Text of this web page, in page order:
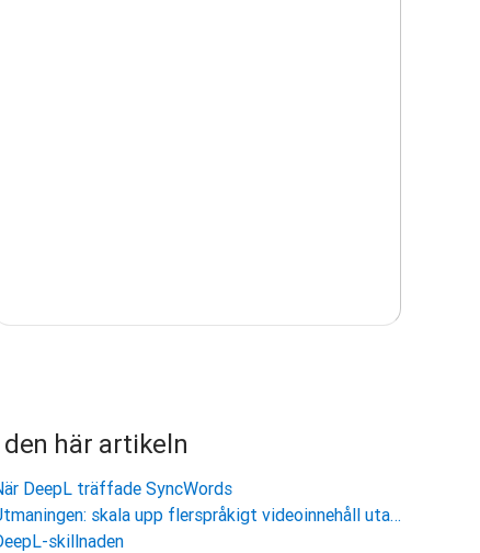
den här artikeln
DeepL träffade SyncWords
Utmaningen: skala upp flerspråkigt videoinnehåll utan att kompromissa med kvaliteten
skillnaden